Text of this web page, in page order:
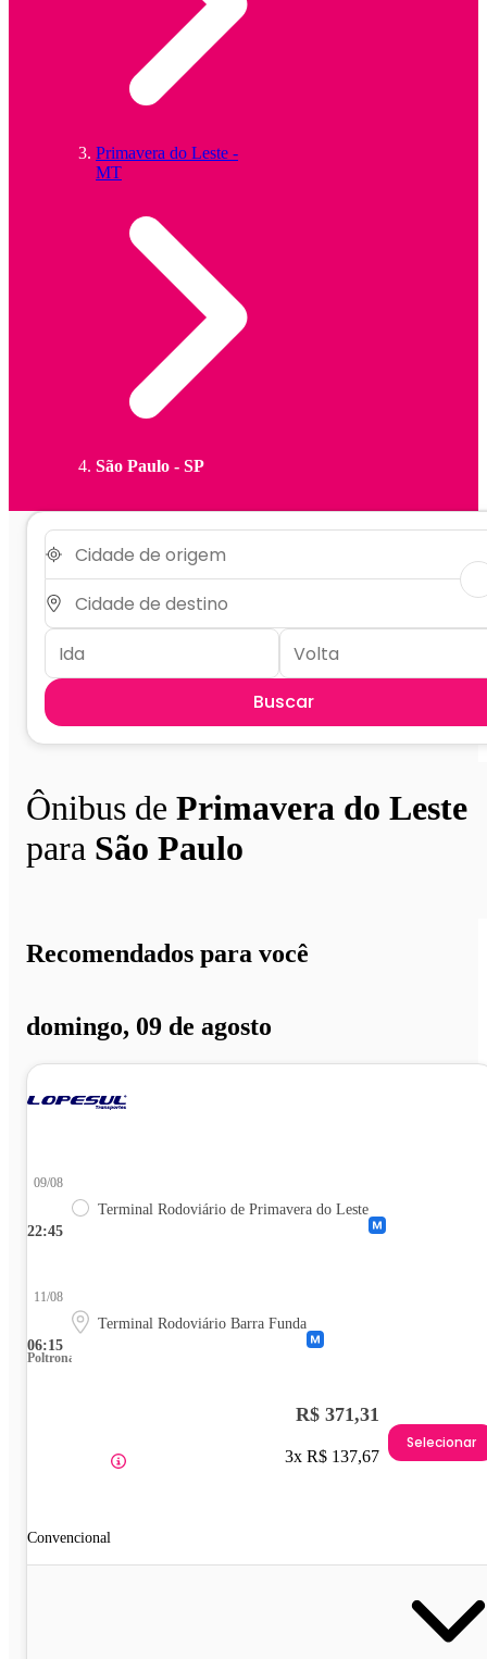
Primavera do Leste -
MT
São Paulo - SP
Buscar
Ônibus de Primavera do Leste
para São Paulo
Recomendados para você
domingo, 09 de agosto
22:45
09/08
Terminal Rodoviário de Primavera do Leste
06:15
11/08
Terminal Rodoviário Barra Funda
Poltrona
Convencional
R$ 371,31
3x R$ 137,67
Selecionar